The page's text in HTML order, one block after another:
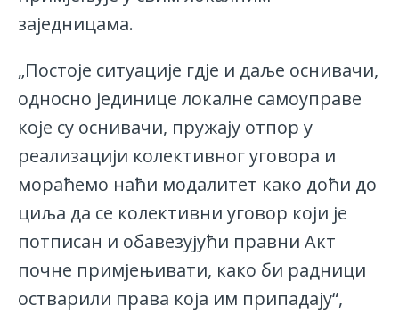
заједницама.
„Постоје ситуације гдје и даље оснивачи,
односно јединице локалне самоуправе
које су оснивачи, пружају отпор у
реализацији колективног уговора и
мораћемо наћи модалитет како доћи до
циља да се колективни уговор који је
потписан и обавезујући правни Акт
почне примјењивати, како би радници
остварили права која им припадају“,